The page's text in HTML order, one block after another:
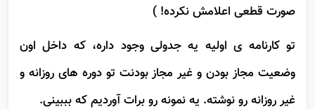
اولیه ی کنکورِ تیر میاد. (البته هنوز سازمان سنجش به
صورت قطعی اعلامش نکرده! )
تو کارنامه ی اولیه یه جدولی وجود داره، که داخل اون
وضعیت مجاز بودن و غیر مجاز بودنت تو دوره های روزانه و